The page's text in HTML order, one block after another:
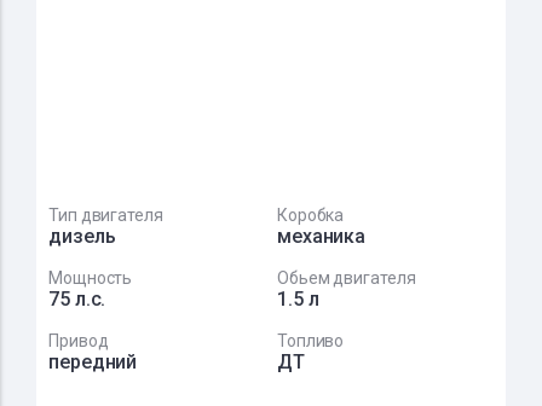
Тип двигателя
дизель
Коробка
механика
Мощность
75 л.с.
Обьем двигателя
1.5 л
Привод
передний
Топливо
ДТ